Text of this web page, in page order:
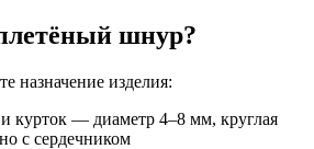
шнур?
назначение изделия:
курток — диаметр 4–8 мм, круглая
с сердечником